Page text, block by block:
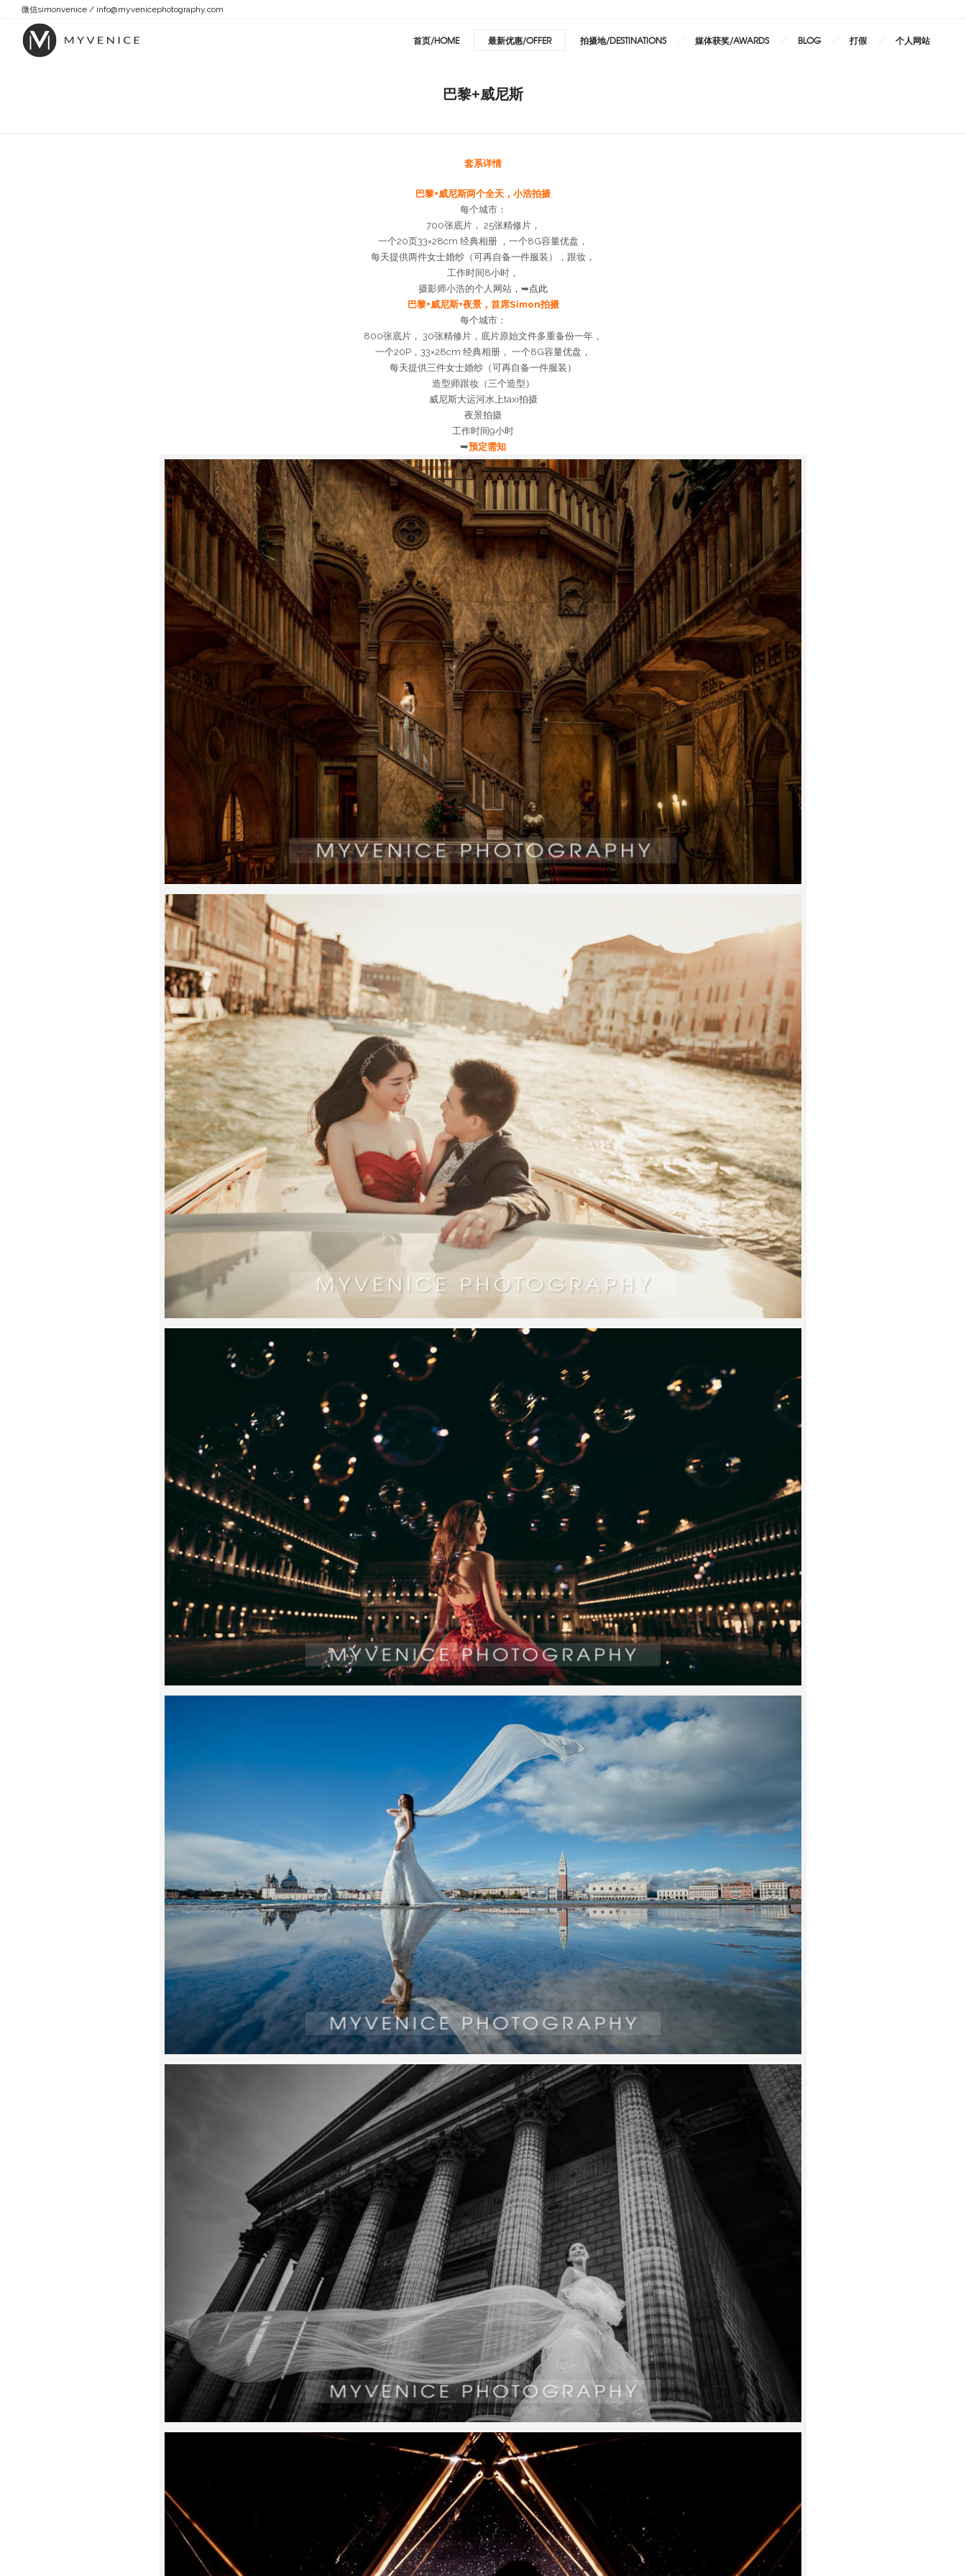
微信simonvenice / info@myvenicephotography.com
首页/HOME 最新优惠/OFFER 拍摄地/DESTINATIONS 媒体获奖/AWARDS BLOG 打假 个人网站
巴黎+威尼斯
套系详情
巴黎+威尼斯两个全天，小浩拍摄
每个城市：
700张底片， 25张精修片，
一个20页33×28cm 经典相册 ，一个8G容量优盘，
每天提供两件女士婚纱（可再自备一件服装），跟妆，
工作时间8小时，
摄影师小浩的个人网站，➥点此
巴黎+威尼斯+夜景，首席Simon拍摄
每个城市：
800张底片， 30张精修片，底片原始文件多重备份一年，
一个20P，33×28cm 经典相册， 一个8G容量优盘，
每天提供三件女士婚纱（可再自备一件服装）
造型师跟妆（三个造型）
威尼斯大运河水上taxi拍摄
夜景拍摄
工作时间9小时
➥预定需知